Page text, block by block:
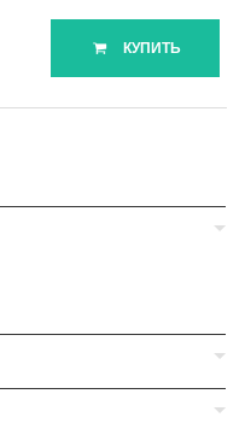
КУПИТЬ